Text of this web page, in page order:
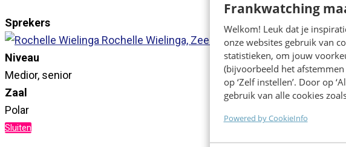
Frankwatching
Welkom! Leuk dat je
onze websites gebruik van
statistieken, om jouw
(bijvoorbeeld het
op ‘Zelf instellen’. Door op
gebruik van alle cookies
Powered by CookieInfo
Sprekers
Rochelle Wielinga, Zeeman
Niveau
Medior, senior
Zaal
Polar
Sluiten